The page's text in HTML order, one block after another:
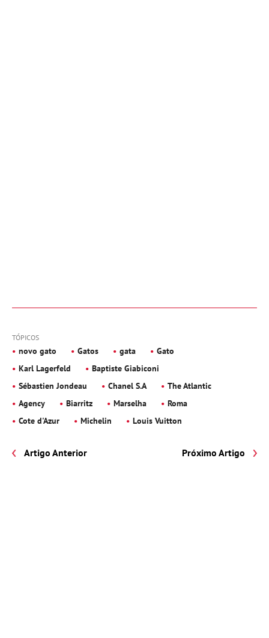
TÓPICOS
novo gato Gatos gata
Gato
Karl Lagerfeld
Baptiste Giabiconi
Sébastien Jondeau
Chanel S.A
The Atlantic
Agency
Biarritz Marselha
Roma
Cote d'Azur
Michelin Louis Vuitton
Artigo Anterior Próximo Artigo